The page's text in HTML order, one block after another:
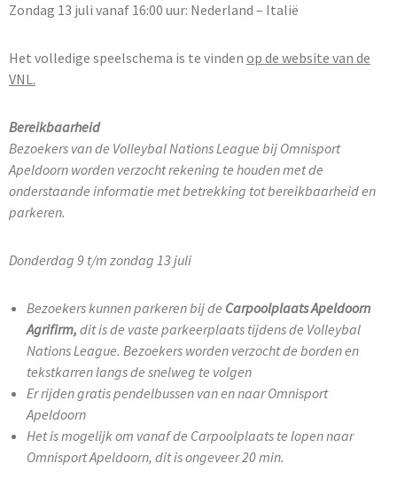
Zondag 13 juli vanaf 16:00 uur: Nederland – Italië
Het volledige speelschema is te vinden op de website van de
VNL.
Bereikbaarheid
Bezoekers van de Volleybal Nations League bij Omnisport
Apeldoorn worden verzocht rekening te houden met de
onderstaande informatie met betrekking tot bereikbaarheid en
parkeren.
Donderdag 9 t/m zondag 13 juli
Bezoekers kunnen parkeren bij de Carpoolplaats Apeldoorn
Agrifirm, dit is de vaste parkeerplaats tijdens de Volleybal
Nations League. Bezoekers worden verzocht de borden en
tekstkarren langs de snelweg te volgen
Er rijden gratis pendelbussen van en naar Omnisport
Apeldoorn
Het is mogelijk om vanaf de Carpoolplaats te lopen naar
Omnisport Apeldoorn, dit is ongeveer 20 min.